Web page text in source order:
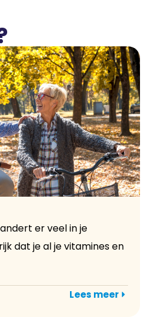
er veel in je
dat je al je vitamines en
Lees meer